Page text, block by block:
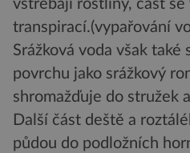
vstřebají rostliny, část se
transpirací.(vypařování
Srážková voda však také
povrchu jako srážkový
shromažďuje do stružek
Další část deště a
půdou do podložních